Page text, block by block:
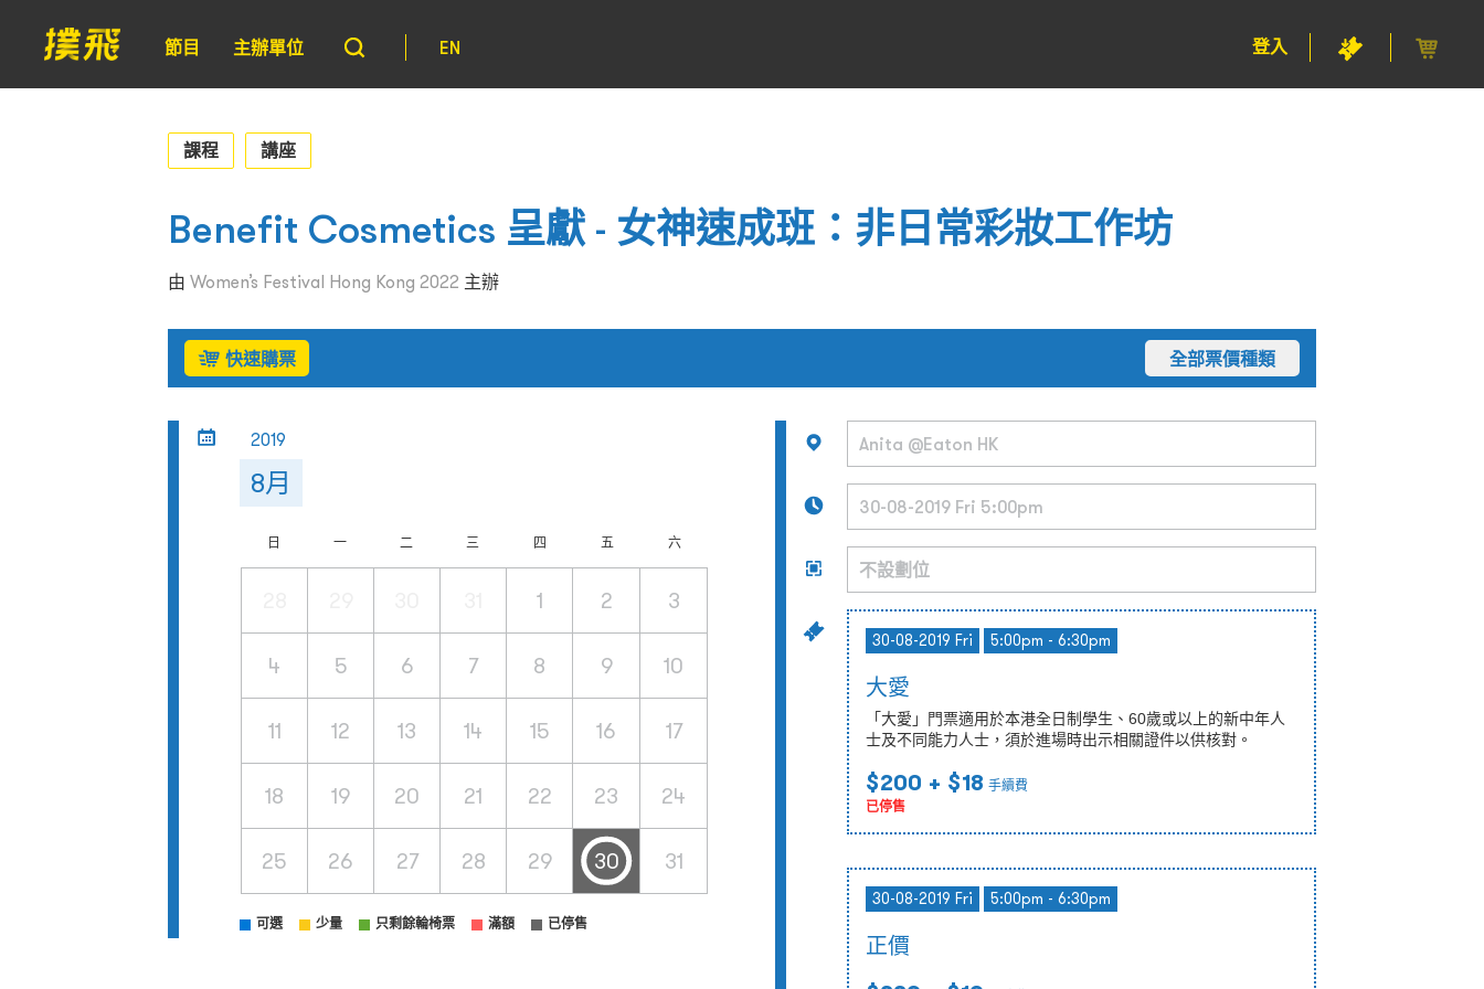
節目 主辦單位 EN 登入
課程 講座
Benefit Cosmetics 呈獻 - 女神速成班：非日常彩妝工作坊
由 Women’s Festival Hong Kong 2022 主辦
快速購票 全部票價種類
2019
8月
日 一 二 三 四 五 六
1 2 3
4 5 6 7 8 9 10
11 12 13 14 15 16 17
18 19 20 21 22 23 24
25 26 27 28 29 30 31
可選 少量 只剩餘輪椅票 滿額 已停售
30-08-2019 Fri 5:00pm - 6:30pm
大愛
「大愛」門票適用於本港全日制學生、60歲或以上的新中年人
士及不同能力人士，須於進場時出示相關證件以供核對。
$200 + $18 手續費
已停售
30-08-2019 Fri 5:00pm - 6:30pm
正價